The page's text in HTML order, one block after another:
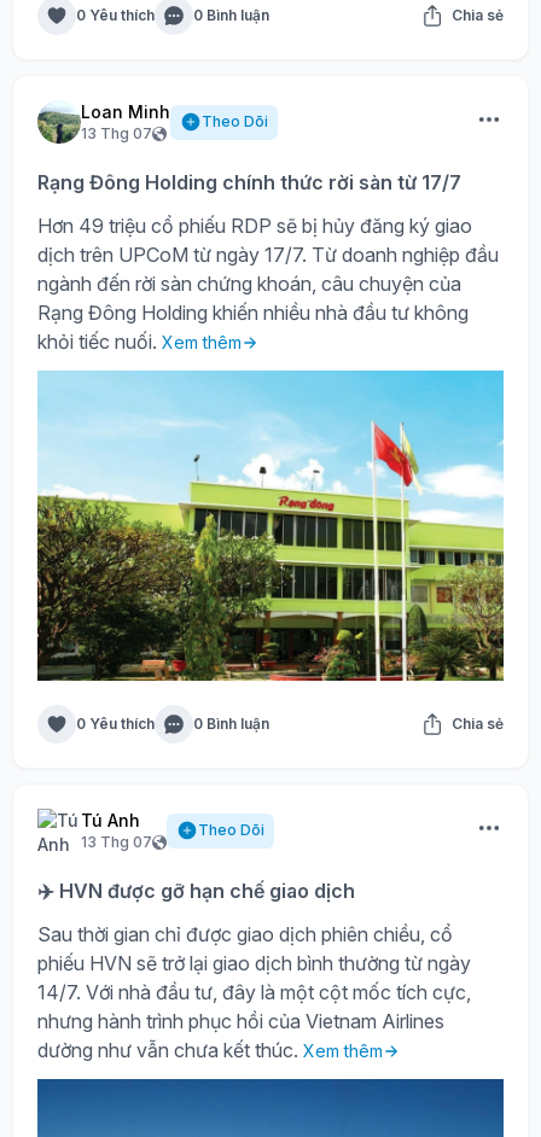
0 Yêu thích 0 Bình luận Chia sẻ
Loan Minh
13 Thg 07
Theo Dõi
Rạng Đông Holding chính thức rời sàn từ 17/7
Hơn 49 triệu cổ phiếu RDP sẽ bị hủy đăng ký giao
dịch trên UPCoM từ ngày 17/7. Từ doanh nghiệp đầu
ngành đến rời sàn chứng khoán, câu chuyện của
Rạng Đông Holding khiến nhiều nhà đầu tư không
khỏi tiếc nuối. Xem thêm
0 Yêu thích 0 Bình luận Chia sẻ
Tú Anh
13 Thg 07
Theo Dõi
✈️ HVN được gỡ hạn chế giao dịch
Sau thời gian chỉ được giao dịch phiên chiều, cổ
phiếu HVN sẽ trở lại giao dịch bình thường từ ngày
14/7. Với nhà đầu tư, đây là một cột mốc tích cực,
nhưng hành trình phục hồi của Vietnam Airlines
dường như vẫn chưa kết thúc. Xem thêm